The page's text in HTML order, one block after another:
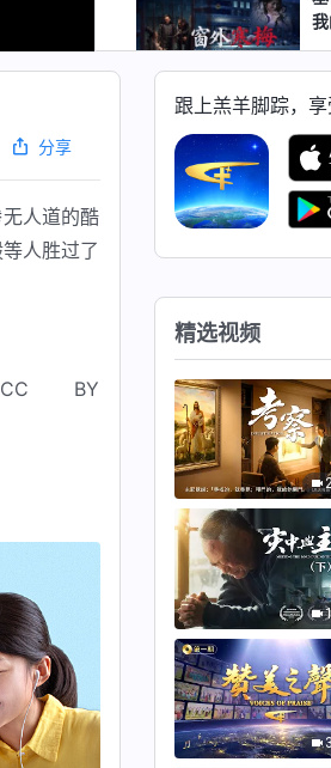
1:00:28
1:51:20
分享
人道的酷
人胜过了
BY
跟上羔羊脚踪，
精选视频